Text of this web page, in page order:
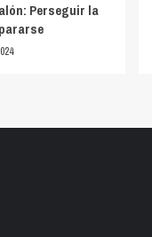
Perseguir la